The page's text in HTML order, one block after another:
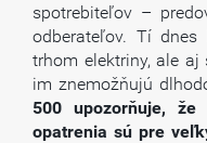
spotrebiteľov –
odberateľov. Tí
trhom elektriny, ale
im znemožňujú
500 upozorňuje, že
opatrenia sú pre